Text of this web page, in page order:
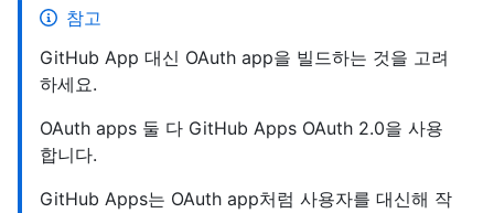
참고
GitHub App 대신 OAuth app을 빌드하는 것을 고려
하세요.
OAuth apps 둘 다 GitHub Apps OAuth 2.0을 사용
합니다.
GitHub Apps는 OAuth app처럼 사용자를 대신해 작